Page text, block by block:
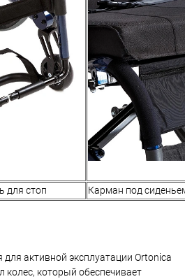
для стоп Карман под
активной эксплуатации Ortonica
колес, который обеспечивает